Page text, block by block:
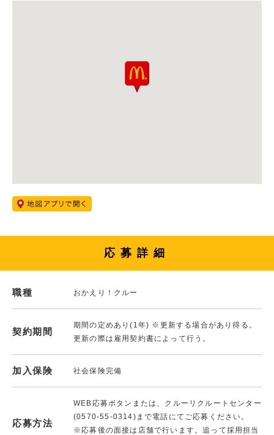
応募詳細
職種 おかえり！クルー
契約期間
期間の定めあり(1年) ※更新する場合があり得る。
更新の際は雇用契約書によって行う。
加入保険 社会保険完備
応募方法
WEB応募ボタンまたは、クルーリクルートセンター
(0570-55-0314)まで電話にてご応募ください。
※応募後の面接は店舗で行います。追って採用担当